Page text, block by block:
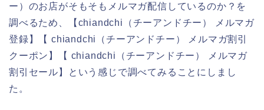
ー）のお店がそもそもメルマガ配信しているのか？を
調べるため、【chiandchi（チーアンドチー） メルマガ
登録】【 chiandchi（チーアンドチー） メルマガ割引
クーポン】【 chiandchi（チーアンドチー） メルマガ
割引セール】という感じで調べてみることにしまし
た。